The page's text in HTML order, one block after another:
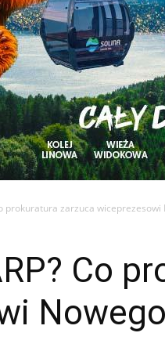
prokuratura zarzuca wiceprezesowi
Co